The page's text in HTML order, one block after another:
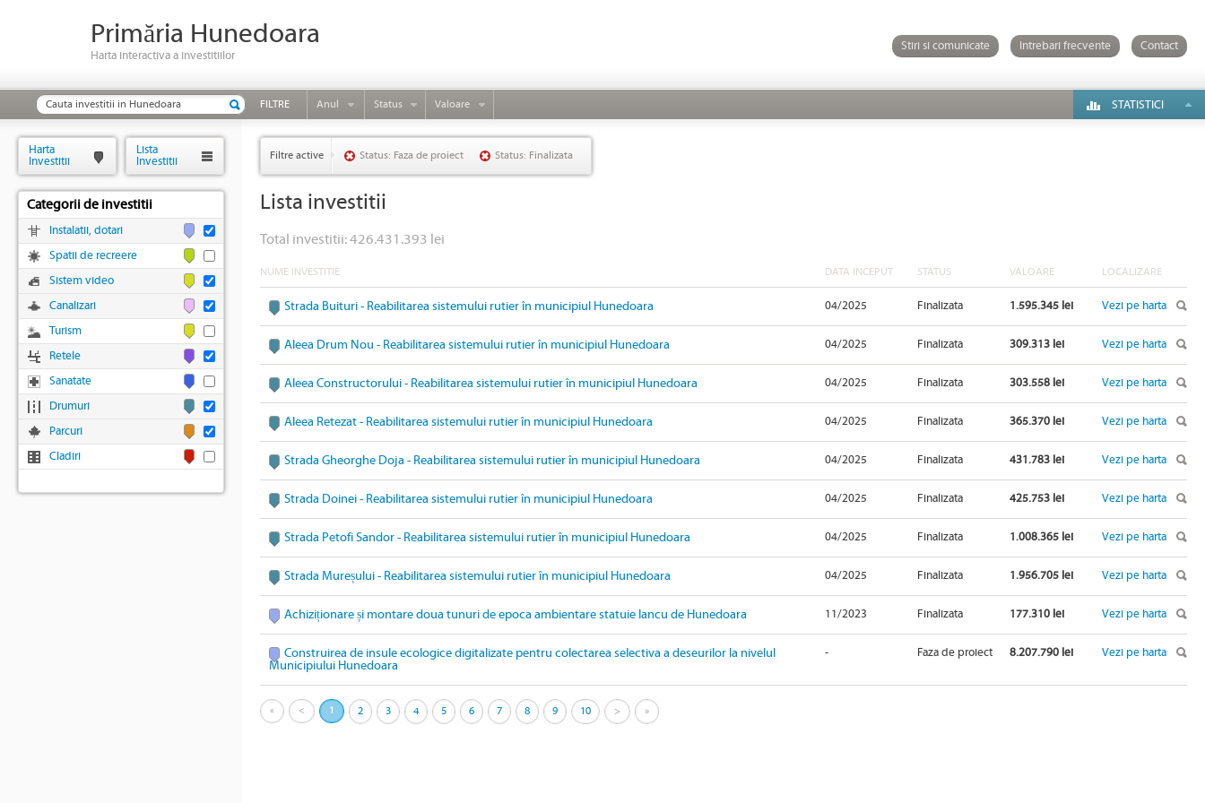
Primăria Hunedoara
Harta interactiva a investitiilor
Stiri si comunicate Intrebari frecvente Contact
FILTRE Anul Status Valoare STATISTICI
Filtre active Status: Faza de proiect Status: Finalizata
Lista investitii
Total investitii: 426.431.393 lei
NUME INVESTITIE DATA INCEPUT STATUS VALOARE LOCALIZARE
Strada Buituri - Reabilitarea sistemului rutier în municipiul Hunedoara 04/2025 Finalizata 1.595.345 lei Vezi pe harta
Aleea Drum Nou - Reabilitarea sistemului rutier în municipiul Hunedoara 04/2025 Finalizata 309.313 lei Vezi pe harta
Aleea Constructorului - Reabilitarea sistemului rutier în municipiul Hunedoara 04/2025 Finalizata 303.558 lei Vezi pe harta
Aleea Retezat - Reabilitarea sistemului rutier în municipiul Hunedoara 04/2025 Finalizata 365.370 lei Vezi pe harta
Strada Gheorghe Doja - Reabilitarea sistemului rutier în municipiul Hunedoara 04/2025 Finalizata 431.783 lei Vezi pe harta
Strada Doinei - Reabilitarea sistemului rutier în municipiul Hunedoara 04/2025 Finalizata 425.753 lei Vezi pe harta
Strada Petofi Sandor - Reabilitarea sistemului rutier în municipiul Hunedoara 04/2025 Finalizata 1.008.365 lei Vezi pe harta
Strada Mureșului - Reabilitarea sistemului rutier în municipiul Hunedoara 04/2025 Finalizata 1.956.705 lei Vezi pe harta
Achiziționare și montare doua tunuri de epoca ambientare statuie Iancu de Hunedoara 11/2023 Finalizata 177.310 lei Vezi pe harta
Construirea de insule ecologice digitalizate pentru colectarea selectiva a deseurilor la nivelul
Municipiului Hunedoara
- Faza de proiect 8.207.790 lei Vezi pe harta
« < 1 2 3 4 5 6 7 8 9 10 > »
Harta
Investitii
Lista
Investitii
Categorii de investitii
Instalatii, dotari
Spatii de recreere
Sistem video
Canalizari
Turism
Retele
Sanatate
Drumuri
Parcuri
Cladiri